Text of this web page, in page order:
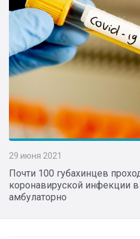
29 июня 2021
Почти 100 губахинцев
коронавируской инфекции в
амбулаторно